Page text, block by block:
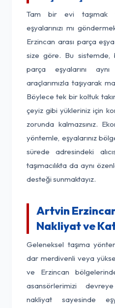
Tam bir evi taşımak
eşyalarınızı mı
Erzincan arası parça
size göre. Bu sistemde,
parça eşyalarını
araçlarımızla taşıyarak
Böylece tek bir koltuk
çeyiz gibi yükleriniz için
zorunda kalmazsınız.
yöntemle, eşyalarınız
sürede adresindeki
taşımacılıkta da aynı
desteği sunmaktayız.
Artvin
Nakliyat ve
Geleneksel taşıma
dar merdivenli veya
ve Erzincan
asansörlerimizi
nakliyat sayesinde